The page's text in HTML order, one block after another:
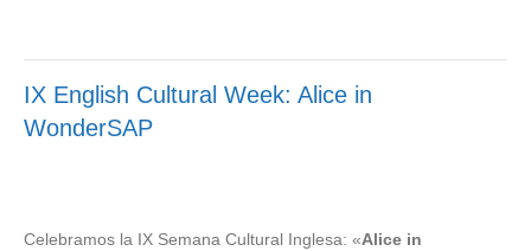
IX English Cultural Week: Alice in
WonderSAP
Celebramos la IX Semana Cultural Inglesa: «Alice in